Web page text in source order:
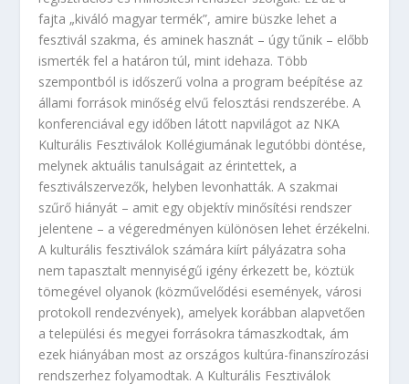
fajta „kiváló magyar termék”, amire büszke lehet a
fesztivál szakma, és aminek hasznát – úgy tűnik – előbb
ismerték fel a határon túl, mint idehaza. Több
szempontból is időszerű volna a program beépítése az
állami források minőség elvű felosztási rendszerébe. A
konferenciával egy időben látott napvilágot az NKA
Kulturális Fesztiválok Kollégiumának legutóbbi döntése,
melynek aktuális tanulságait az érintettek, a
fesztiválszervezők, helyben levonhatták. A szakmai
szűrő hiányát – amit egy objektív minősítési rendszer
jelentene – a végeredményen különösen lehet érzékelni.
A kulturális fesztiválok számára kiírt pályázatra soha
nem tapasztalt mennyiségű igény érkezett be, köztük
tömegével olyanok (közművelődési események, városi
protokoll rendezvények), amelyek korábban alapvetően
a települési és megyei forrásokra támaszkodtak, ám
ezek hiányában most az országos kultúra-finanszírozási
rendszerhez folyamodtak. A Kulturális Fesztiválok